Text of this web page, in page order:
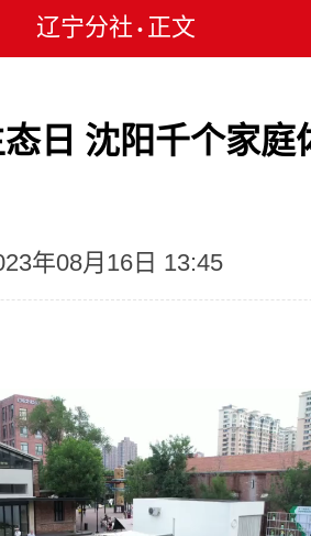
辽宁分社 • 正文
日 沈阳千个家庭
年08月16日 13:45